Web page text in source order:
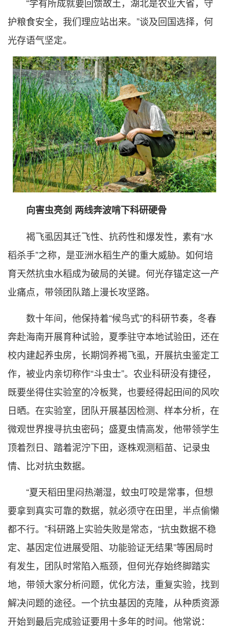
护粮食安全，我们理应站出来。”谈及回国选择，何
光存语气坚定。
向害虫亮剑 两线奔波啃下科研硬骨
褐飞虱因其迁飞性、抗药性和爆发性，素有“水
稻杀手”之称，是亚洲水稻生产的重大威胁。如何培
育天然抗虫水稻成为破局的关键。何光存锚定这一产
业痛点，带领团队踏上漫长攻坚路。
数十年间，他保持着“候鸟式”的科研节奏，冬春
奔赴海南开展育种试验，夏季驻守本地试验田，还在
校内建起养虫房，长期饲养褐飞虱，开展抗虫鉴定工
作，被业内亲切称作“斗虫士”。农业科研没有捷径，
既要坐得住实验室的冷板凳，也要经得起田间的风吹
日晒。在实验室，团队开展基因检测、样本分析，在
微观世界搜寻抗虫密码；盛夏虫情高发，他带领学生
顶着烈日、踏着泥泞下田，逐株观测稻苗、记录虫
情、比对抗虫数据。
“夏天稻田里闷热潮湿，蚊虫叮咬是常事，但想
要拿到真实可靠的数据，就必须守在田里，半点偷懒
都不行。”科研路上实验失败是常态，“抗虫数据不稳
定、基因定位进展受阻、功能验证无结果”等困局时
有发生，团队时常陷入瓶颈，但何光存始终脚踏实
地，带领大家分析问题，优化方法，重复实验，找到
解决问题的途径。一个抗虫基因的克隆，从种质资源
开始到最后完成验证要用十多年的时间。他常说：